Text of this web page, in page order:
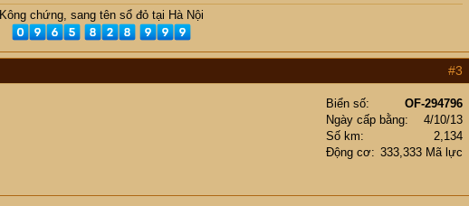
Kông chứng, sang tên sổ đỏ tại Hà Nội
#3
Biển số
OF-294796
Ngày cấp bằng
4/10/13
Số km
2,134
Động cơ
333,333 Mã lực